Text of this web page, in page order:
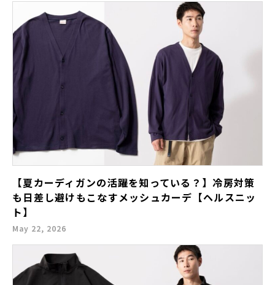
【夏カーディガンの活躍を知っている？】冷房対策
も日差し避けもこなすメッシュカーデ【ヘルスニッ
ト】
May 22, 2026